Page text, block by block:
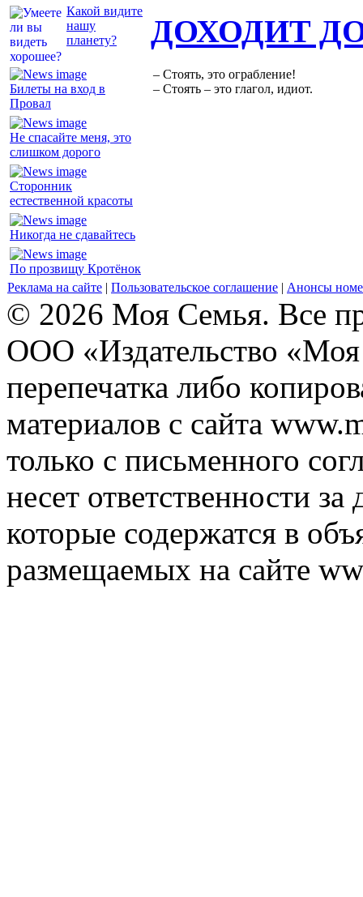
Какой видите
нашу
планету?
Билеты на вход в
Провал
Не спасайте меня, это
слишком дорого
Сторонник
естественной красоты
Никогда не сдавайтесь
По прозвищу Кротёнок
ДОХОДИТ
– Стоять, это ограбление!
– Стоять – это глагол, идиот.
Реклама на сайте | Пользовательское соглашение | Анонсы
© 2026 Моя Семья. Все
ООО «Издательство
перепечатка либо
материалов с сайта
только с письменного
несет ответственности
которые содержатся в
размещаемых на сайте